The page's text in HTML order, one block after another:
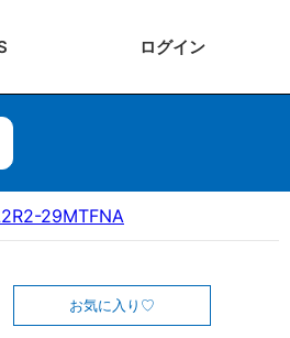
ログイン
29MTFNA
お気に入り